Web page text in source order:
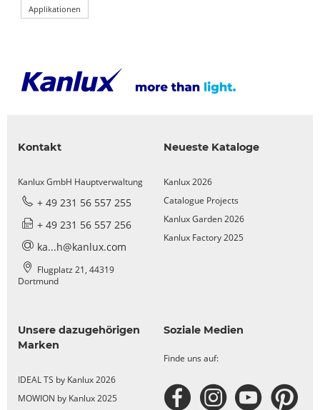
Applikationen
Kontakt
Kanlux GmbH Hauptverwaltung
+ 49 231 56 557 255
+ 49 231 56 557 256
ka...h@kanlux.com
Flugplatz 21, 44319
Dortmund
Neueste Kataloge
Kanlux 2026
Catalogue Projects
Kanlux Garden 2026
Kanlux Factory 2025
Unsere dazugehörigen
Marken
IDEAL TS by Kanlux 2026
MOWION by Kanlux 2025
Soziale Medien
Finde uns auf: